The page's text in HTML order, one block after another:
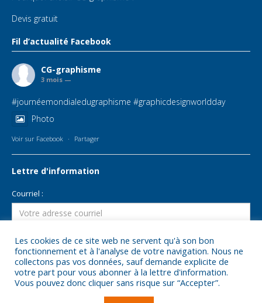
Devis gratuit
Fil d’actualité Facebook
CG-graphisme
3 mois —
#journéemondialedugraphisme #graphicdesignworldday
Photo
Voir sur Facebook · Partager
Lettre d'information
Courriel :
CG-graphisme studio graphique Rouen
Les cookies de ce site web ne servent qu'à son bon
fonctionnement et à l'analyse de votre navigation. Nous ne
collectons pas vos données, sauf demande explicite de
votre part pour vous abonner à la lettre d'information.
Vous pouvez donc cliquer sans risque sur “Accepter”.